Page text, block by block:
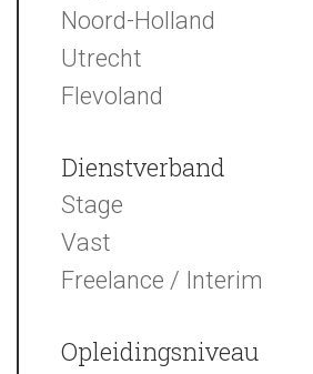
Noord-Holland
Utrecht
Flevoland
Dienstverband
Stage
Vast
Freelance / Interim
Opleidingsniveau